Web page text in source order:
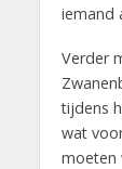
iemand
Verder
tijdens
wat
moeten